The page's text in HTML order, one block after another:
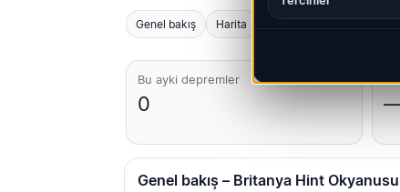
Genel bakış Harita
Bu ayki depremler
0
Genel bakış – Britanya Hint